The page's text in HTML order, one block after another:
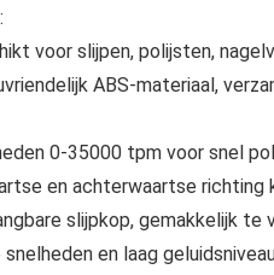
:
voor slijpen, polijsten,
ABS-materiaal,
0-35000 tpm voor snel
en achterwaartse richting
slijpkop, gemakkelijk te
snelheden en laag